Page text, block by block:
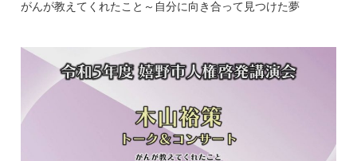
がんが教えてくれたこと～自分に向き合って見つけた夢